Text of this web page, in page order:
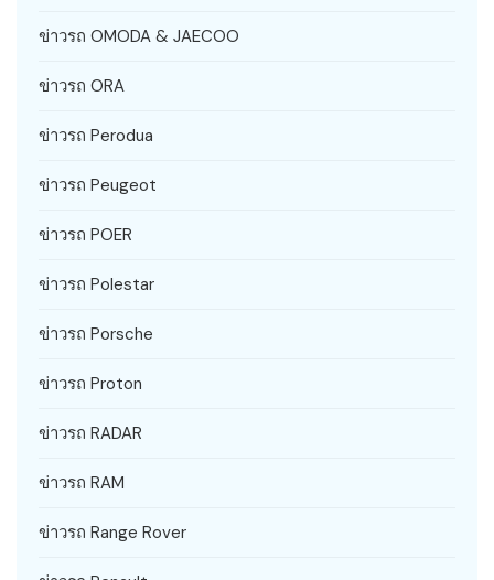
ข่าวรถ OMODA & JAECOO
ข่าวรถ ORA
ข่าวรถ Perodua
ข่าวรถ Peugeot
ข่าวรถ POER
ข่าวรถ Polestar
ข่าวรถ Porsche
ข่าวรถ Proton
ข่าวรถ RADAR
ข่าวรถ RAM
ข่าวรถ Range Rover